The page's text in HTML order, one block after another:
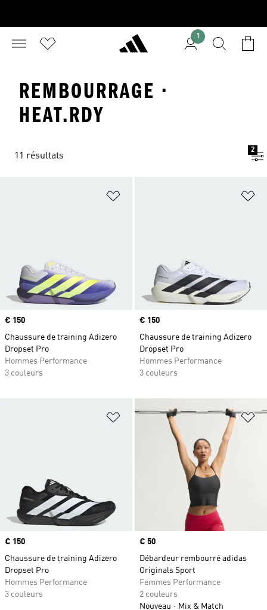
1
REMBOURRAGE ·
HEAT.RDY
11 résultats
2
Ajouter à la Liste de produits
Prix
€ 150
Chaussure de training Adizero
Dropset Pro
Hommes Performance
3 couleurs
Prix
€ 150
Chaussure de training Adizero
Dropset Pro
Hommes Performance
3 couleurs
Ajouter à la Liste de produits
Prix
€ 150
Chaussure de training Adizero
Dropset Pro
Hommes Performance
3 couleurs
Prix
€ 50
Débardeur rembourré adidas
Originals Sport
Femmes Performance
2 couleurs
Nouveau
Mix & Match